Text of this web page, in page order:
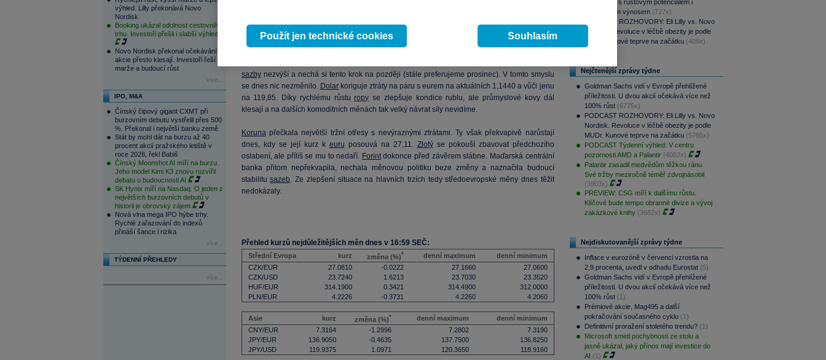
výhled. Lilly překonává Novo
Nordisk
Booking ukázal odolnost cestovního
trhu. Investoři přešli i slabší výhled
Novo Nordisk překonal očekávání,
akcie přesto klesají. Investoři řeší
marže a budoucí růst
více...
IPO, M&A
Čínský čipový gigant CXMT při
burzovním debutu vystřelil přes 500
%. Překonal i největší banku země
Stát by mohl dát na burzu až 40
procent akcií pražského letiště v
roce 2028, řekl Babiš
Čínský Moonshot AI míří na burzu.
Jeho model Kimi K3 znovu rozvířil
debatu o budoucnosti AI
SK Hynix míří na Nasdaq. O jeden z
největších burzovních debutů v
historii je obrovský zájem
Nová vlna mega IPO hýbe trhy.
Rychlé zařazování do indexů
přináší šance i rizika
více...
TÝDENNÍ PŘEHLEDY
více...
konsensem jen nepatrně.
sazbynezvýší a nechá si tento krok na později (stále preferujeme prosinec). V tomto smyslu
se dnes nic nezměnilo. Dolarkoriguje ztráty na páru s eurem na aktuálních 1,1440 a vůči jenu
na 119,85. Díky rychlému růsturopy se zlepšuje kondice rublu, ale průmyslové kovy dál
klesají a na dalších komoditních měnách tak velký návrat síly nevidíme.
Korunapřečkala největší tržní otřesy s nevýraznými ztrátami. Ty však překvapivě narůstají
dnes, kdy se její kurz k euru posouvá na 27,11. Zlotýse pokouší zbavovat předchozího
oslabení, ale příliš se mu to nedaří. Forintdokonce před závěrem slábne. Maďarská centrální
banka přitom nepřekvapila, nechala měnovou politiku beze změny a naznačila budoucí
stabilitusazeb. Ze zlepšení situace na hlavních trzích tedy středoevropské měny dnes těžit
nedokázaly.
Přehled kurzů nejdůležitějších měn dnes v 16:59 SEČ:
Střední Evropa kurz změna (%)* denní maximum
denní minimum
CZK/EUR
27.0810 -0.0222 27.1660
27.0600
CZK/USD
23.7240 1.6213 23.7030
23.3520
HUF/EUR
314.1900 0.3421 314.4900
312.0000
PLN/EUR
4.2226 -0.3731 4.2260 4.2060
Asie kurz změna (%)* denní maximum
denní minimum
CNY/EUR
7.3164 -1.2996 7.2802
7.3190
JPY/EUR
136.9050 -0.4635 137.7500
136.8250
JPY/USD
119.9375 1.0971 120.3650 118.9160
aristokraty s růstovým potenciálem i
pravidelným výnosem (727x)
PODCAST ROZHOVORY: Eli Lilly vs. Novo
Nordisk. Revoluce v léčbě obezity je podle
MUDr. Kunové teprve na začátku (409x)
Nejčtenější zprávy týdne
Goldman Sachs vidí v Evropě přehlížené
příležitosti. U dvou akcií očekává více než
100% růst (6775x)
PODCAST ROZHOVORY: Eli Lilly vs. Novo
Nordisk. Revoluce v léčbě obezity je podle
MUDr. Kunové teprve na začátku (5765x)
PODCAST Týdenní výhled: V centru
pozornosti AMD a Palantir (4082x)
Palantir zasadil medvědům těžkou ránu.
Své tržby meziročně téměř zdvojnásobil
(3903x)
PREVIEW: CSG míří k dalšímu růstu.
Klíčové bude tempo obranné divize a vývoj
zakázkové knihy (3682x)
Nejdiskutovanější zprávy týdne
Inflace v eurozóně v červenci vzrostla na
2,9 procenta, uvedl v odhadu Eurostat (5)
Goldman Sachs vidí v Evropě přehlížené
příležitosti. U dvou akcií očekává více než
100% růst (1)
Prémiové akcie, Mag495 a další
pokračování současného cyklu (1)
Definitivní proražení stoletého trendu? (1)
Microsoft smetl pochybnosti ze stolu a
jasně ukázal, jaký přínos mají investice do
AI (1)
Použít jen technické cookies Souhlasím